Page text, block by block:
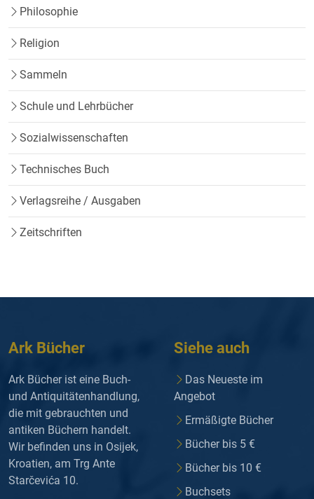
Philosophie
Religion
Sammeln
Schule und Lehrbücher
Sozialwissenschaften
Technisches Buch
Verlagsreihe / Ausgaben
Zeitschriften
Ark Bücher
Ark Bücher ist eine Buch-
und Antiquitätenhandlung,
die mit gebrauchten und
antiken Büchern handelt.
Wir befinden uns in Osijek,
Kroatien, am Trg Ante
Starčevića 10.
Siehe auch
Das Neueste im
Angebot
Ermäßigte Bücher
Bücher bis 5 €
Bücher bis 10 €
Buchsets